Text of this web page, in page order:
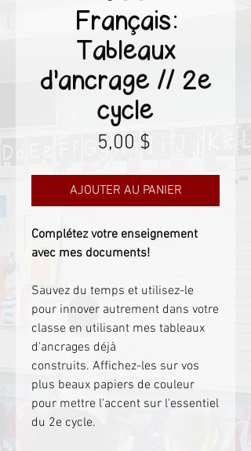
Français:
Tableaux
d'ancrage // 2e
cycle
5,00 $Prix
AJOUTER AU PANIER
Complétez votre enseignement
avec mes documents!
Sauvez du temps et utilisez-le
pour innover autrement dans votre
classe en utilisant mes tableaux
d'ancrages déjà
construits. Affichez-les sur vos
plus beaux papiers de couleur
pour mettre l'accent sur l'essentiel
du 2e cycle.